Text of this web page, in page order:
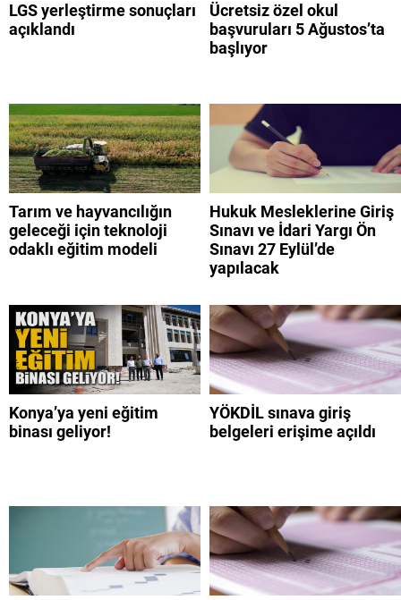
LGS yerleştirme sonuçları
açıklandı
Ücretsiz özel okul
başvuruları 5 Ağustos’ta
başlıyor
Tarım ve hayvancılığın
geleceği için teknoloji
odaklı eğitim modeli
Hukuk Mesleklerine Giriş
Sınavı ve İdari Yargı Ön
Sınavı 27 Eylül’de
yapılacak
Konya’ya yeni eğitim
binası geliyor!
YÖKDİL sınava giriş
belgeleri erişime açıldı